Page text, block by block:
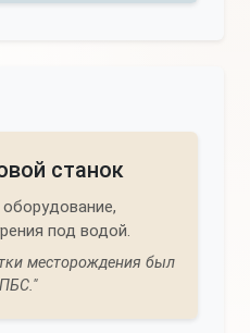
станок
под водой.
месторождения был